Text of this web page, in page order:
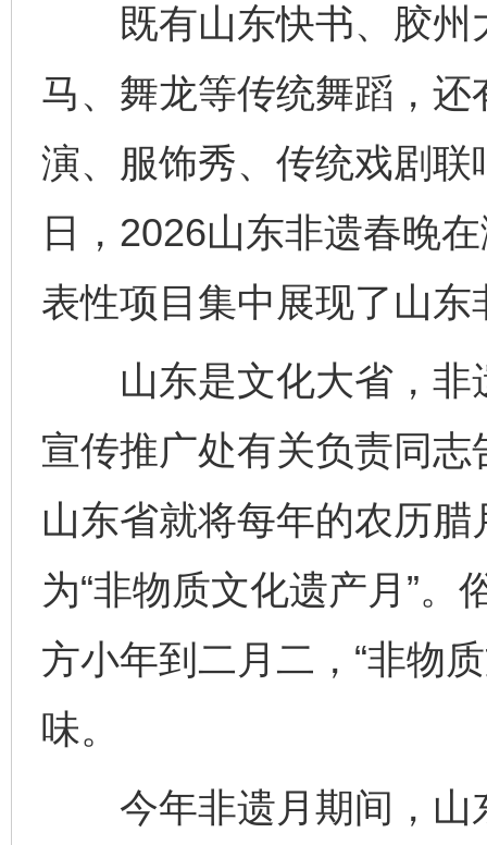
既有山东快书、胶州
马、舞龙等传统舞蹈，
演、服饰秀、传统戏剧
日，2026山东非遗春晚
表性项目集中展现了山
山东是文化大省，非
宣传推广处有关负责同
山东省就将每年的农历
为“非物质文化遗产月”。
方小年到二月二，“非物
味。
今年非遗月期间，山